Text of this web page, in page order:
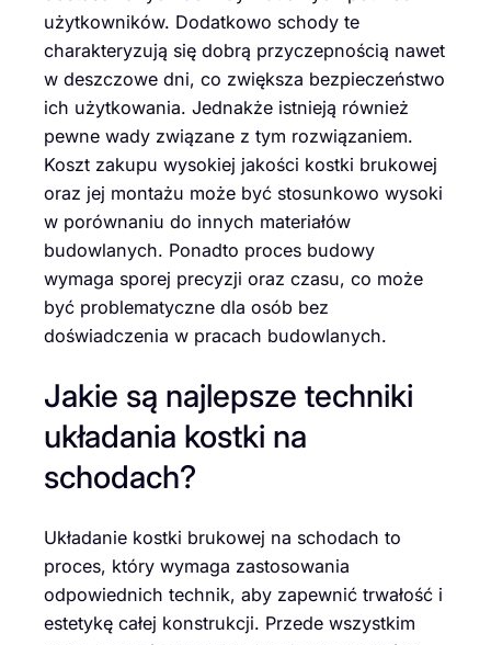
użytkowników. Dodatkowo schody te
charakteryzują się dobrą przyczepnością nawet
w deszczowe dni, co zwiększa bezpieczeństwo
ich użytkowania. Jednakże istnieją również
pewne wady związane z tym rozwiązaniem.
Koszt zakupu wysokiej jakości kostki brukowej
oraz jej montażu może być stosunkowo wysoki
w porównaniu do innych materiałów
budowlanych. Ponadto proces budowy
wymaga sporej precyzji oraz czasu, co może
być problematyczne dla osób bez
doświadczenia w pracach budowlanych.
Jakie są najlepsze techniki
układania kostki na
schodach?
Układanie kostki brukowej na schodach to
proces, który wymaga zastosowania
odpowiednich technik, aby zapewnić trwałość i
estetykę całej konstrukcji. Przede wszystkim